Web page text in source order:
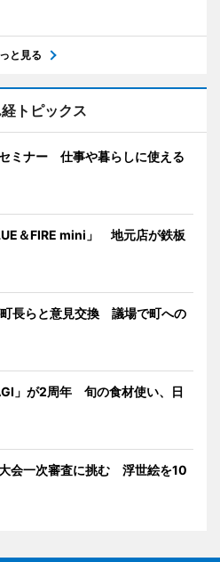
と見る
トピックス
ミナー 仕事や暮らしに使える
＆FIRE mini」 地元店が鉄板
町長らと意見交換 議場で町への
」が2周年 旬の食材使い、日
会一次審査に挑む 浮世絵を10